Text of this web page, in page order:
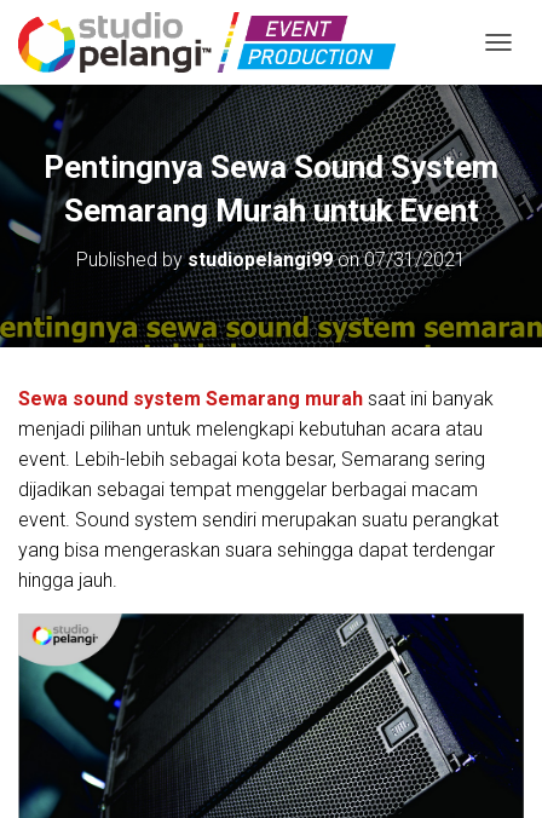
Pentingnya Sewa Sound System
Semarang Murah untuk Event
Published bystudiopelangi99on07/31/2021
Sewa sound system Semarang murah saat ini banyak
menjadi pilihan untuk melengkapi kebutuhan acara atau
event. Lebih-lebih sebagai kota besar, Semarang sering
dijadikan sebagai tempat menggelar berbagai macam
event. Sound system sendiri merupakan suatu perangkat
yang bisa mengeraskan suara sehingga dapat terdengar
hingga jauh.